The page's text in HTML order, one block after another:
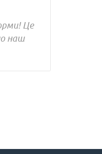
Це
наш